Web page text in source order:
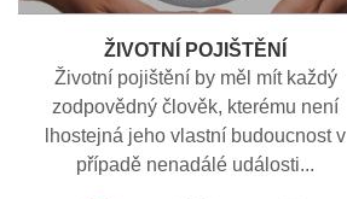
ŽIVOTNÍ POJIŠTĚNÍ
Životní pojištění by měl mít každý
zodpovědný člověk, kterému není
lhostejná jeho vlastní budoucnost v
případě nenadálé události...